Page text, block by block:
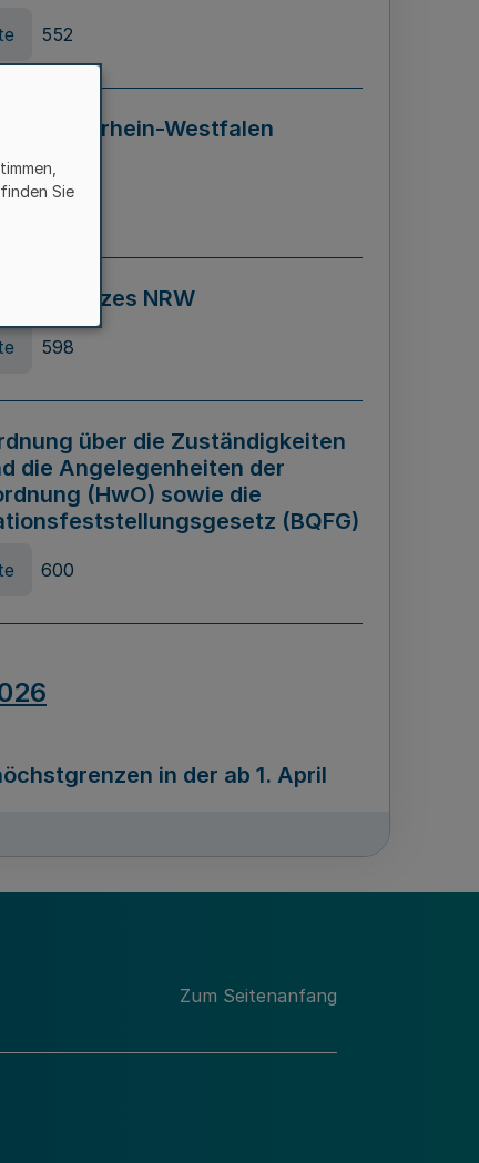
552
in Nordrhein-Westfalen
595
Gesetzes NRW
598
über die Zuständigkeiten
die Angelegenheiten der
(HwO) sowie die
(BQFG)
600
in der ab 1. April
„Mittelstand Innovativ &
Zum Seitenanfang
Sie